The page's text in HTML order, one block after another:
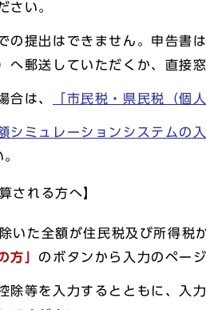
さい。
の提出はできません。申告書
へ郵送していただくか、直接
合は、 「市民税・県民税（個
額シミュレーションシステムの
される方へ】
いた全額が住民税及び所得税
方」 のボタンから入力のペー
除等を入力するとともに、入